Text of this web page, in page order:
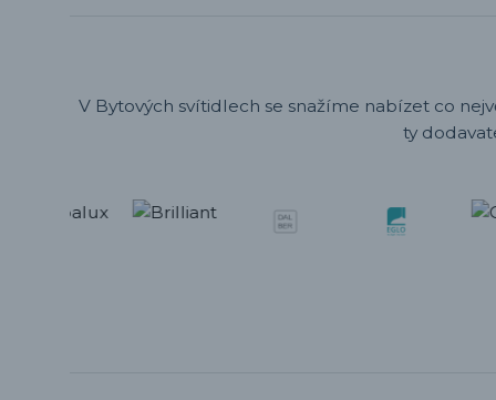
V Bytových svítidlech se snažíme nabízet co
ty